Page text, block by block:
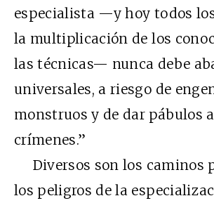
especialista —y hoy todos
la multiplicación de los
las técnicas— nunca debe
universales, a riesgo de
monstruos y de dar pábulos
crímenes.”
Diversos son los caminos
los peligros de la